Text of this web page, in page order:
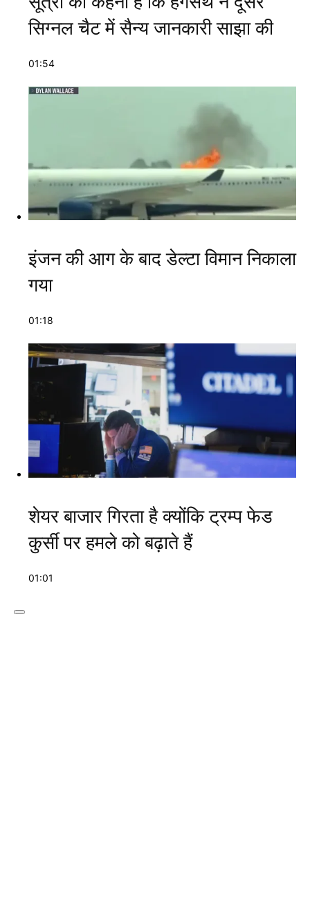
सिग्नल चैट में सैन्य जानकारी साझा की
01:54
इंजन की आग के बाद डेल्टा विमान निकाला
गया
01:18
शेयर बाजार गिरता है क्योंकि ट्रम्प फेड
कुर्सी पर हमले को बढ़ाते हैं
01:01